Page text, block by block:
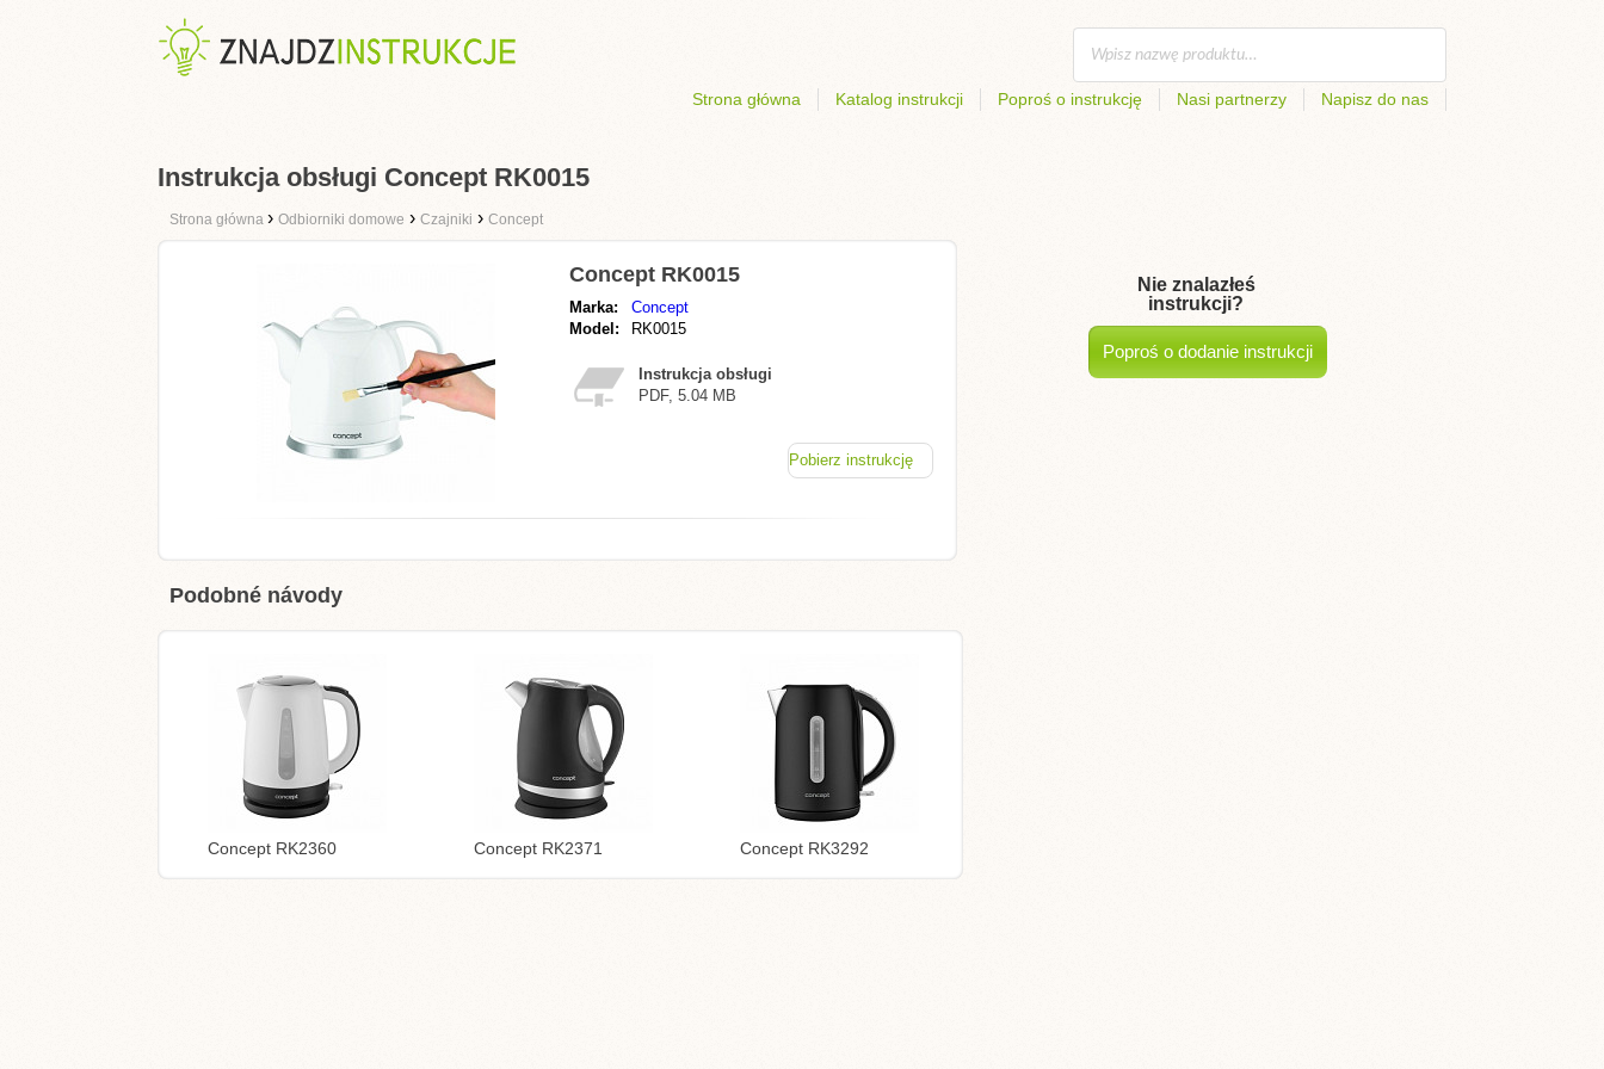
Strona główna Katalog instrukcji Poproś o instrukcję Nasi partnerzy Napisz do nas
Instrukcja obsługi Concept RK0015
Strona główna › Odbiorniki domowe › Czajniki › Concept
Concept RK0015
Marka:
Concept
Model:
RK0015
Instrukcja obsługi
PDF, 5.04 MB
Pobierz instrukcję
Podobné návody
Concept RK2360 Concept RK2371 Concept RK3292
Nie znalazłeś
instrukcji?
Poproś o dodanie instrukcji